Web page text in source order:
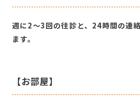
週に2～3回の往診と、24時間の連
ます。
【お部屋】